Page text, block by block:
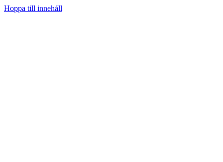
Hoppa till innehåll